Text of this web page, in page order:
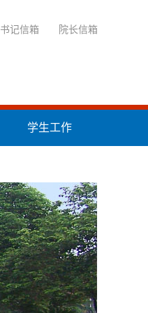
书记信箱 院长信箱
学生工作